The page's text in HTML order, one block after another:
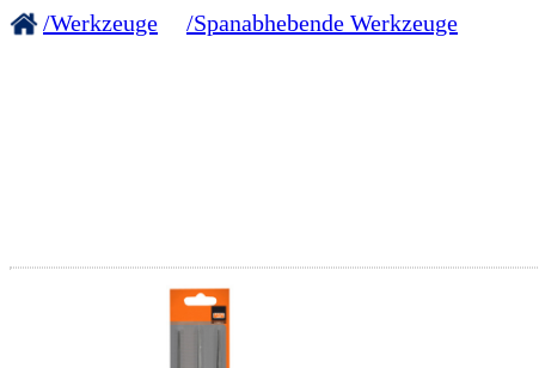
/Werkzeuge /Spanabhebende Werkzeuge